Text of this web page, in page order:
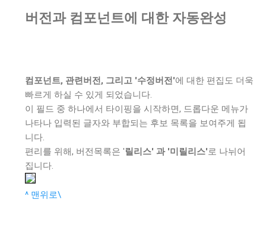
버전과 컴포넌트에 대한 자동완성
컴포넌트, 관련버전, 그리고 '수정버전'에 대한 편집도 더욱
빠르게 하실 수 있게 되었습니다.
이 필드 중 하나에서 타이핑을 시작하면, 드롭다운 메뉴가
나타나 입력된 글자와 부합되는 후보 목록을 보여주게 됩
니다.
편리를 위해, 버전목록은 '릴리스' 과 '미릴리스'로 나뉘어
집니다.
^ 맨위로\